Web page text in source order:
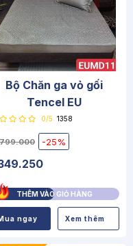
Bộ Chăn ga vỏ gối
Tencel EU
0/5 1358
-25%
THÊM VÀO GIỎ HÀNG
ngay Xem thêm